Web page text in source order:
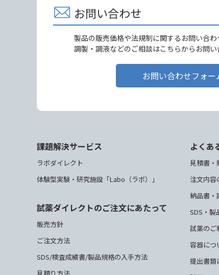
お問い合わせ
製品の販売価格や法規制に関するお問い合
調製・調液などのご相談はこちらからお問い
お問い合わせフォー
課題解決サービス
ラボダイレクト
体験型実験・研究施設「Labo（ラボ）」
試薬ダイレクトのご注文にあたって
販売方針
ご注文方法
SDS/検査成績書/製品規格の入手方法
よくあ
見積書・
注文内容
納品書・
SDS・製
試薬のご
容器につ
提出書類